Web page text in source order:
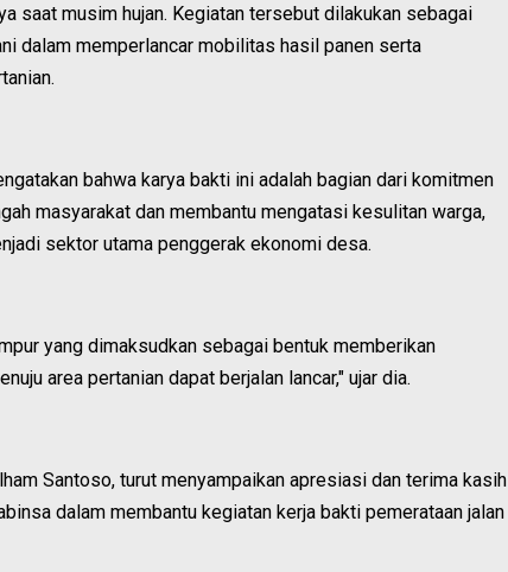
saat musim hujan. Kegiatan tersebut dilakukan sebagai
dalam memperlancar mobilitas hasil panen serta
bahwa karya bakti ini adalah bagian dari komitmen
masyarakat dan membantu mengatasi kesulitan warga,
sektor utama penggerak ekonomi desa.
yang dimaksudkan sebagai bentuk memberikan
area pertanian dapat berjalan lancar," ujar dia.
Santoso, turut menyampaikan apresiasi dan terima kasih
dalam membantu kegiatan kerja bakti pemerataan jalan